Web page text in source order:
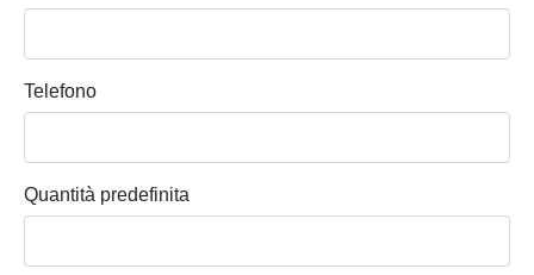
Telefono
Quantità predefinita